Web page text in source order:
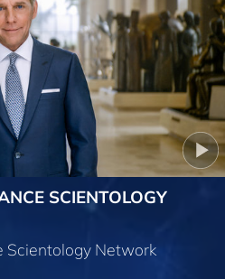
SCIENTOLOGY
Scientology Network